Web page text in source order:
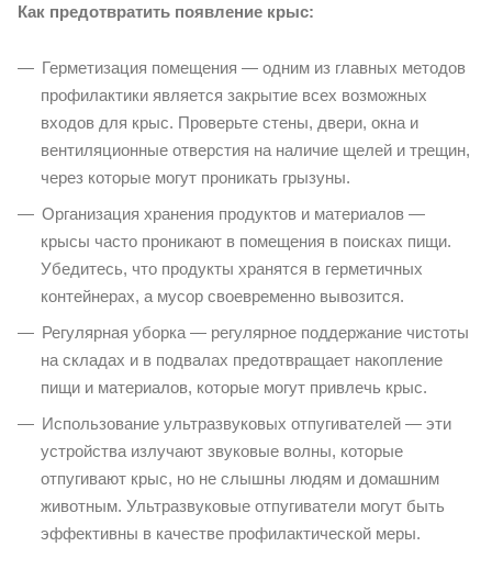
Как предотвратить появление крыс:
Герметизация помещения — одним из главных методов
профилактики является закрытие всех возможных
входов для крыс. Проверьте стены, двери, окна и
вентиляционные отверстия на наличие щелей и трещин,
через которые могут проникать грызуны.
Организация хранения продуктов и материалов —
крысы часто проникают в помещения в поисках пищи.
Убедитесь, что продукты хранятся в герметичных
контейнерах, а мусор своевременно вывозится.
Регулярная уборка — регулярное поддержание чистоты
на складах и в подвалах предотвращает накопление
пищи и материалов, которые могут привлечь крыс.
Использование ультразвуковых отпугивателей — эти
устройства излучают звуковые волны, которые
отпугивают крыс, но не слышны людям и домашним
животным. Ультразвуковые отпугиватели могут быть
эффективны в качестве профилактической меры.